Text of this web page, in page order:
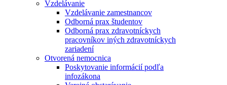
Vzdelávanie
Vzdelávanie zamestnancov
Odborná prax študentov
Odborná prax zdravotníckych
pracovníkov iných zdravotníckych
zariadení
Otvorená nemocnica
Poskytovanie informácií podľa
infozákona